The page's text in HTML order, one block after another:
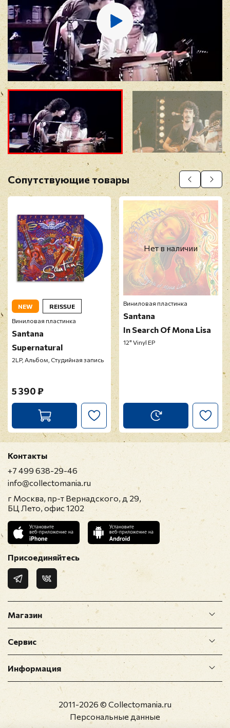
Отзыв*
Прикрепить фото
Оставить отзыв
Перед публикацией отзывы проходят
модерацию
Сопутствующие товары
NEW
REISSUE
Виниловая пластинка
Santana
Supernatural
2LP, Альбом, Студийная запись
5 390 ₽
Нет в наличии
Виниловая пластинка
Santana
In Search Of Mona Lisa
12" Vinyl EP
Магазин
Сервис
Информация
Контакты
+7 499 638-29-46
info@collectomania.ru
г Москва, пр-т Вернадского, д 29,
БЦ Лето, офис 1202
Присоединяйтесь
2011-2026 © Collectomania.ru
Персональные данные